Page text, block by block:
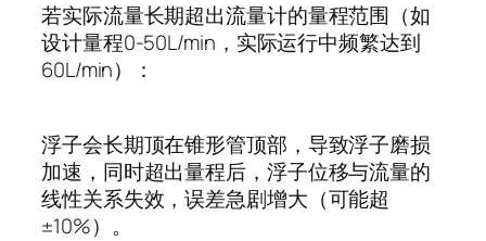
若实际流量长期超出流量计的量程范围（如
设计量程0-50L/min ，实际运行中频繁达到
60L/min）：
浮子会长期顶在锥形管顶部，导致浮子磨损
加速，同时超出量程后，浮子位移与流量的
线性关系失效，误差急剧增大（可能超
±10%）。